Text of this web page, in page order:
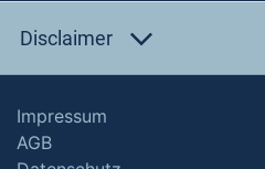
Disclaimer
Impressum
AGB